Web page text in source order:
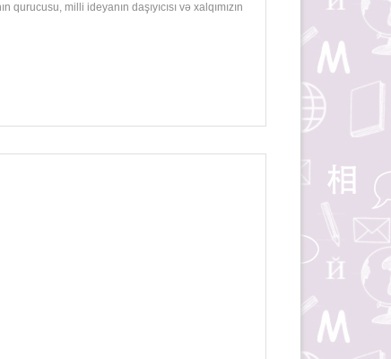
milli ideyanın daşıyıcısı və xalqımızın